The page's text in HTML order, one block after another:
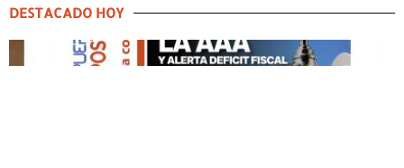
DESTACADO HOY